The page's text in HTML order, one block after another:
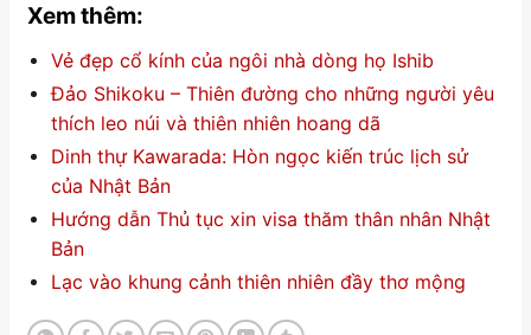
Xem thêm:
Vẻ đẹp cổ kính của ngôi nhà dòng họ Ishib
Đảo Shikoku – Thiên đường cho những người yêu
thích leo núi và thiên nhiên hoang dã
Dinh thự Kawarada: Hòn ngọc kiến trúc lịch sử
của Nhật Bản
Hướng dẫn Thủ tục xin visa thăm thân nhân Nhật
Bản
Lạc vào khung cảnh thiên nhiên đầy thơ mộng